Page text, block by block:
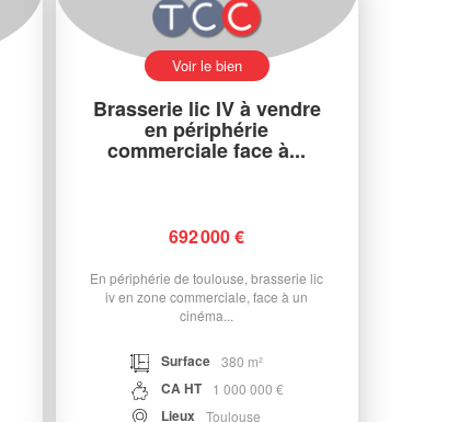
Voir le bien
Brasserie lic IV à vendre
en périphérie
commerciale face à...
692 000 €
En périphérie de toulouse, brasserie lic
iv en zone commerciale, face à un
cinéma...
Surface 380 m²
CA HT 1 000 000 €
Lieux Toulouse